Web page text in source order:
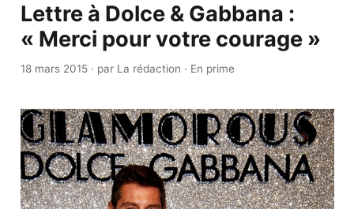
Lettre à Dolce & Gabbana :
« Merci pour votre courage »
18 mars 2015· par La rédaction · En prime